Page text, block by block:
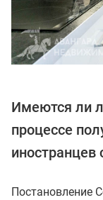
Имеются ли
процессе
Постановление